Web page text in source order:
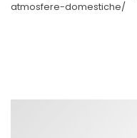
atmosfere-domestiche/